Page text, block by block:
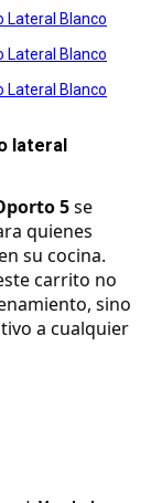
lateral
5 se
quienes
su cocina.
carrito no
sino
a cualquier